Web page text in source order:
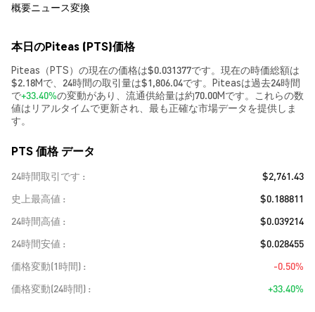
概要ニュース変換
本日のPiteas (PTS)価格
Piteas（PTS）の現在の価格は$0.031377です。現在の時価総額は
$2.18Mで、24時間の取引量は$1,806.04です。Piteasは過去24時間
で+33.40%の変動があり、流通供給量は約70.00Mです。これらの数
値はリアルタイムで更新され、最も正確な市場データを提供しま
す。
PTS 価格 データ
24時間取引です
$2,761.43
史上最高値
$0.188811
24時間高値
$0.039214
24時間安値
$0.028455
価格変動(1時間)
-0.50%
価格変動(24時間)
+33.40%